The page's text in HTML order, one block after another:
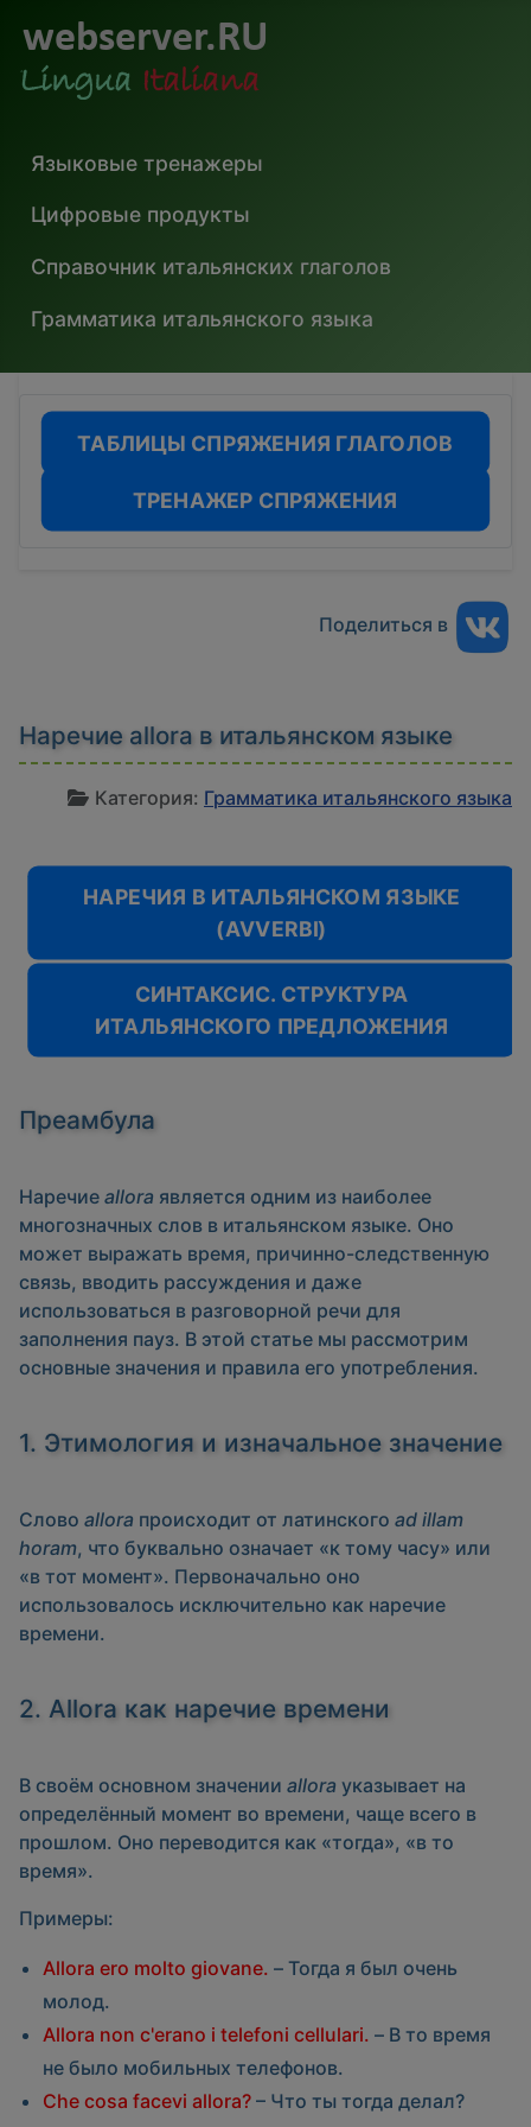
Языковые тренажеры
Цифровые продукты
Справочник итальянских глаголов
Грамматика итальянского языка
ТАБЛИЦЫ СПРЯЖЕНИЯ ГЛАГОЛОВ
ТРЕНАЖЕР СПРЯЖЕНИЯ
Поделиться в
Наречие allora в итальянском языке
Категория: Грамматика итальянского языка
НАРЕЧИЯ В ИТАЛЬЯНСКОМ ЯЗЫКЕ
(AVVERBI)
СИНТАКСИС. СТРУКТУРА
ИТАЛЬЯНСКОГО ПРЕДЛОЖЕНИЯ
Преамбула
Наречие allora является одним из наиболее
многозначных слов в итальянском языке. Оно
может выражать время, причинно-следственную
связь, вводить рассуждения и даже
использоваться в разговорной речи для
заполнения пауз. В этой статье мы рассмотрим
основные значения и правила его употребления.
1. Этимология и изначальное значение
Слово allora происходит от латинского ad illam
horam, что буквально означает «к тому часу» или
«в тот момент». Первоначально оно
использовалось исключительно как наречие
времени.
2. Allora как наречие времени
В своём основном значении allora указывает на
определённый момент во времени, чаще всего в
прошлом. Оно переводится как «тогда», «в то
время».
Примеры:
Allora ero molto giovane. – Тогда я был очень
молод.
Allora non c'erano i telefoni cellulari. – В то время
не было мобильных телефонов.
Che cosa facevi allora? – Что ты тогда делал?